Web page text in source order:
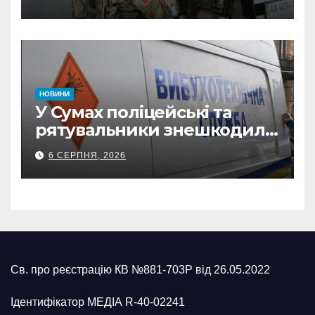
прокремлівського агітатора
з Охтирки
НОВИНИ
У Сумах поліцейські та
рятувальники знешкодили
500-кілограмову авіабомбу
росіян
6 СЕРПНЯ, 2026
Св. про реєстрацію КВ №881-703Р від 26.05.2022
Ідентифікатор МЕДІА R-40-02241